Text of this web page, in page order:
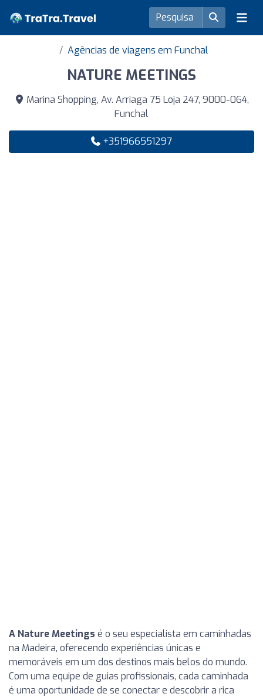
Agências de viagens em Funchal
NATURE MEETINGS
Marina Shopping, Av. Arriaga 75 Loja 247, 9000-064,
Funchal
+351966551297
A Nature Meetings é o seu especialista em caminhadas
na Madeira, oferecendo experiências únicas e
memoráveis em um dos destinos mais belos do mundo.
Com uma equipe de guias profissionais, cada caminhada
é uma oportunidade de se conectar e descobrir a rica